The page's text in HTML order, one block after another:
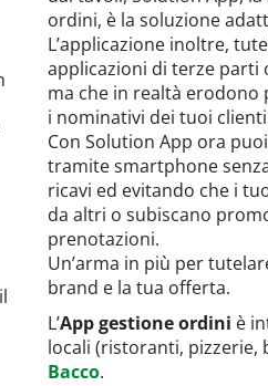
ordini, è la soluzione
L’applicazione inoltre,
applicazioni di terze
ma che in realtà erodono
i nominativi dei tuoi
Con Solution App ora
tramite smartphone
ricavi ed evitando che i
da altri o subiscano
prenotazioni.
Un’arma in più per
brand e la tua offerta.
L’App gestione ordini è
locali (ristoranti, pizzerie,
Bacco.